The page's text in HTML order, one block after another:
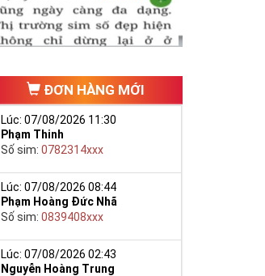
ĐƠN HÀNG MỚI
Lúc: 07/08/2026 11:30
Phạm Thinh
Số sim:0782314xxx
Lúc: 07/08/2026 08:44
Phạm Hoàng Đức Nhã
Số sim:0839408xxx
Lúc: 07/08/2026 02:43
Nguyễn Hoàng Trung